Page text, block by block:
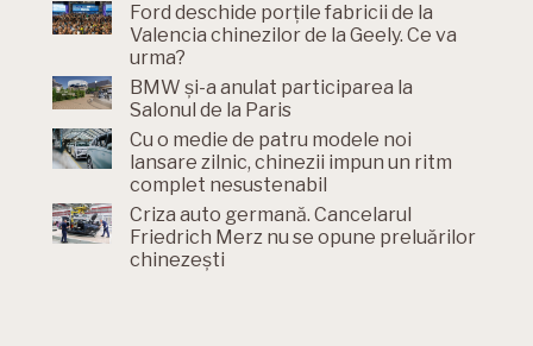
Ford deschide porțile fabricii de la
Valencia chinezilor de la Geely. Ce va
urma?
BMW și-a anulat participarea la
Salonul de la Paris
Cu o medie de patru modele noi
lansare zilnic, chinezii impun un ritm
complet nesustenabil
Criza auto germană. Cancelarul
Friedrich Merz nu se opune preluărilor
chinezești